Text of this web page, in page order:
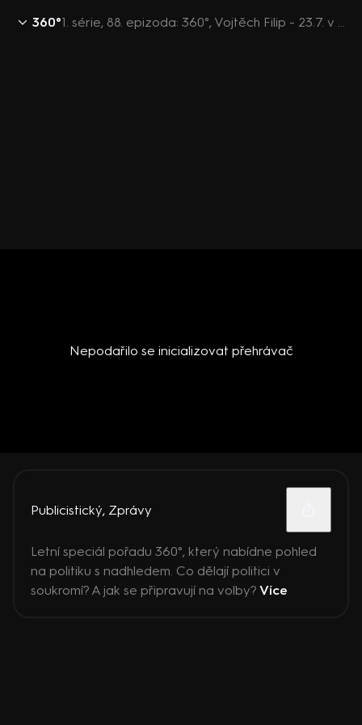
360° 1. série, 88. epizoda: 360°, Vojtěch Filip - 23.7. v 21:22
Nepodařilo se inicializovat přehrávač
Publicistický, Zprávy
Letní speciál pořadu 360°, který nabídne pohled
na politiku s nadhledem. Co dělají politici v
soukromí? A jak se připravují na volby? Více